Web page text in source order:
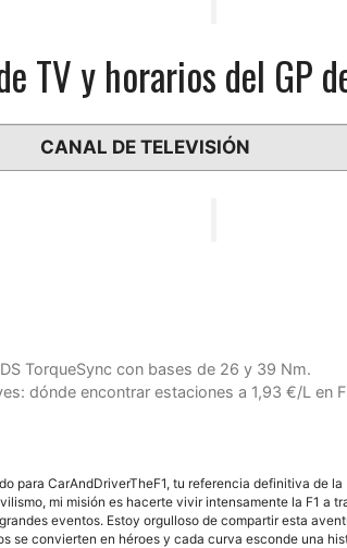
TV y horarios del GP
CANAL DE TELEVISIÓN
TorqueSync con bases de 26 y 39 Nm.
dónde encontrar estaciones a 1,93 €/L en
para CarAndDriverTheF1, tu referencia definitiva de
mi misión es hacerte vivir intensamente la F1 a
eventos. Estoy orgulloso de compartir esta
se convierten en héroes y cada curva esconde una